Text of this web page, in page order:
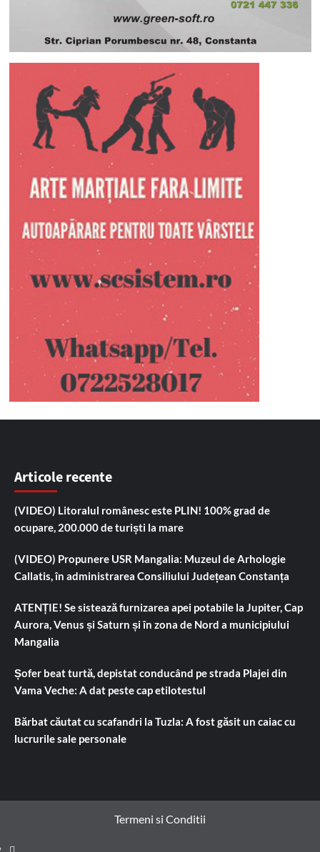
Articole recente
(VIDEO) Litoralul românesc este PLIN! 100% grad de
ocupare, 200.000 de turiști la mare
(VIDEO) Propunere USR Mangalia: Muzeul de Arhologie
Callatis, în administrarea Consiliului Județean Constanța
ATENȚIE! Se sistează furnizarea apei potabile la Jupiter, Cap
Aurora, Venus și Saturn și în zona de Nord a municipiului
Mangalia
Șofer beat turtă, depistat conducând pe strada Plajei din
Vama Veche: A dat peste cap etilotestul
Bărbat căutat cu scafandri la Tuzla: A fost găsit un caiac cu
lucrurile sale personale
Termeni si Conditii
Prima